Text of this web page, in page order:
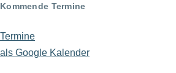
Kommende Termine
Termine
als Google Kalender